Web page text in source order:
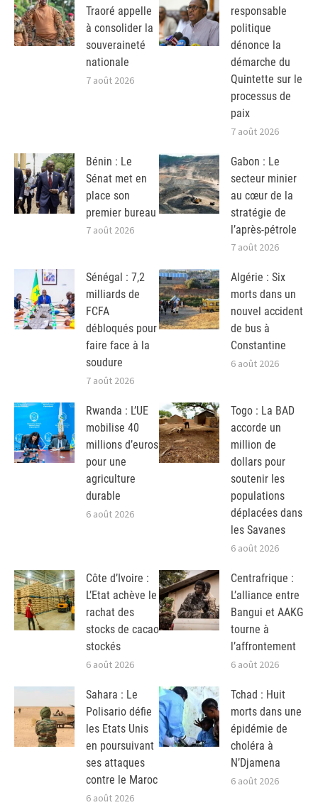
Traoré appelle
à consolider la
souveraineté
nationale
7 août 2026
responsable
politique
dénonce la
démarche du
Quintette sur le
processus de
paix
7 août 2026
Bénin : Le
Sénat met en
place son
premier bureau
7 août 2026
Gabon : Le
secteur minier
au cœur de la
stratégie de
l’après-pétrole
7 août 2026
Sénégal : 7,2
milliards de
FCFA
débloqués pour
faire face à la
soudure
7 août 2026
Algérie : Six
morts dans un
nouvel accident
de bus à
Constantine
6 août 2026
Rwanda : L’UE
mobilise 40
millions d’euros
pour une
agriculture
durable
6 août 2026
Togo : La BAD
accorde un
million de
dollars pour
soutenir les
populations
déplacées dans
les Savanes
6 août 2026
Côte d’Ivoire :
L’Etat achève le
rachat des
stocks de cacao
stockés
6 août 2026
Centrafrique :
L’alliance entre
Bangui et AAKG
tourne à
l’affrontement
6 août 2026
Sahara : Le
Polisario défie
les Etats Unis
en poursuivant
ses attaques
contre le Maroc
6 août 2026
Tchad : Huit
morts dans une
épidémie de
choléra à
N’Djamena
6 août 2026